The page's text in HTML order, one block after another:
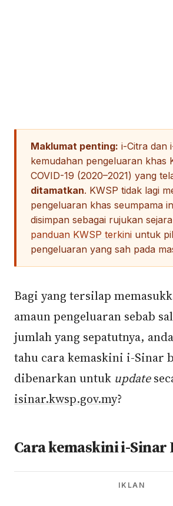
Maklumat penting: i-Citra dan
kemudahan pengeluaran khas
COVID-19 (2020–2021) yang
ditamatkan. KWSP tidak lagi
pengeluaran khas seumpama
disimpan sebagai rujukan
panduan KWSP terkini untuk
pengeluaran yang sah pada
Bagi yang tersilap
amaun pengeluaran sebab
jumlah yang sepatutnya,
tahu cara kemaskini i-Sinar
dibenarkan untuk update
isinar.kwsp.gov.my?
Cara kemaskini i-Sinar
IKLAN